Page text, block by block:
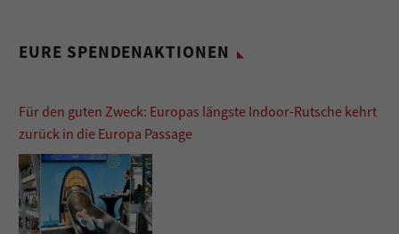
EURE SPENDENAKTIONEN
Für den guten Zweck: Europas längste Indoor-Rutsche kehrt
zurück in die Europa Passage